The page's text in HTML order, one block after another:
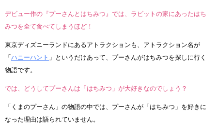
デビュー作の『プーさんとはちみつ』では、ラビットの家にあったはち
みつを全て食べてしまうほど！
東京ディズニーランドにあるアトラクションも、アトラクション名が
「 ハニーハント 」というだけあって、プーさんがはちみつを探しに行く
物語です。
では、どうしてプーさんは「はちみつ」が大好きなのでしょう？
「くまのプーさん」の物語の中では、プーさんが「はちみつ」を好きに
なった理由は語られていません。